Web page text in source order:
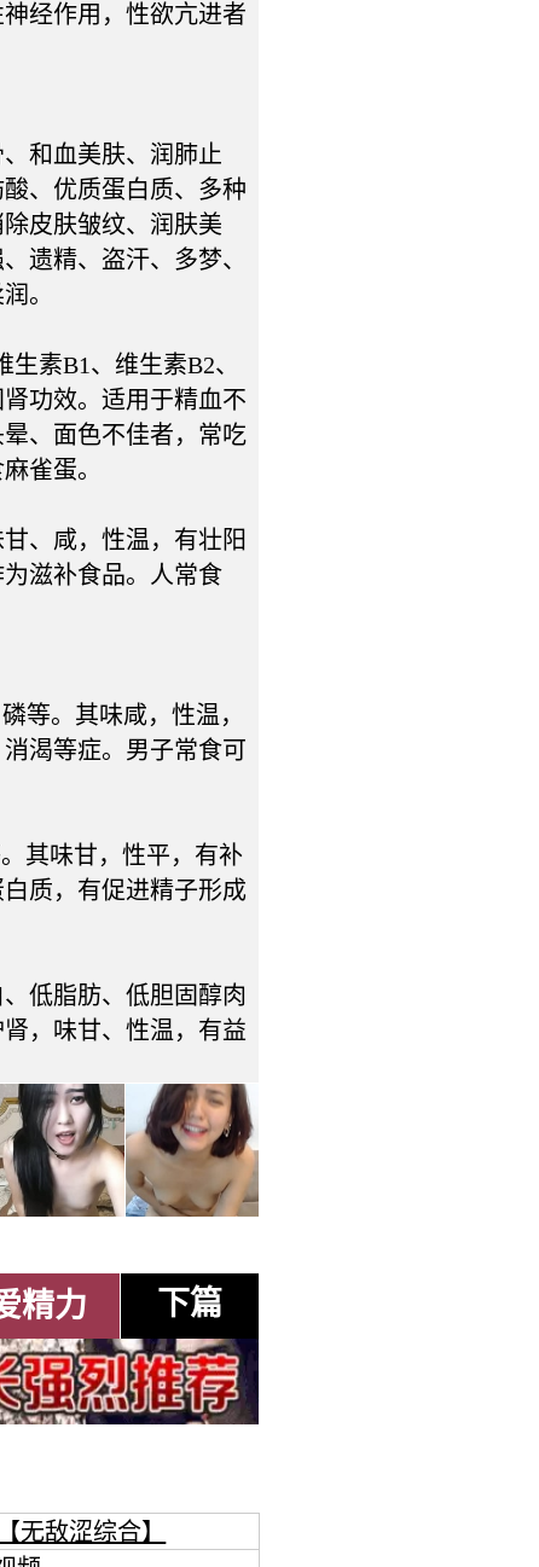
经作用，性欲亢进者
和血美肤、润肺止
、优质蛋白质、多种
皮肤皱纹、润肤美
遗精、盗汗、多梦、
。
素B1、维生素B2、
功效。适用于精血不
、面色不佳者，常吃
雀蛋。
、咸，性温，有壮阳
滋补食品。人常食
。其味咸，性温，
渴等症。男子常食可
其味甘，性平，有补
质，有促进精子形成
低脂肪、低胆固醇肉
，味甘、性温，有益
精力 下篇
【无敌涩综合】